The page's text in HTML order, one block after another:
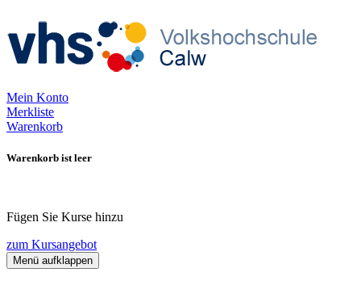
Mein Konto
Merkliste
Warenkorb
Warenkorb ist leer
Fügen Sie Kurse hinzu
zum Kursangebot
Menü aufklappen